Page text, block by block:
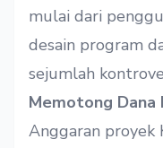
mulai dari
desain program
sejumlah
Memotong Dana
Anggaran proyek